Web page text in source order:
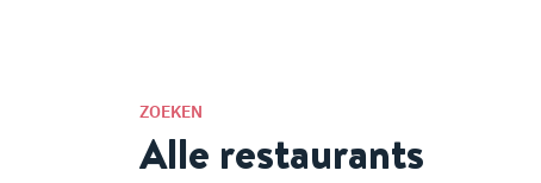
ZOEKEN
Alle restaurants